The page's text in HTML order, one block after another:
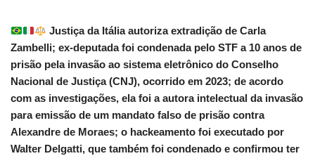
Justiça da Itália autoriza extradição de Carla
Zambelli; ex-deputada foi condenada pelo STF a 10 anos de
prisão pela invasão ao sistema eletrônico do Conselho
Nacional de Justiça (CNJ), ocorrido em 2023; de acordo
com as investigações, ela foi a autora intelectual da invasão
para emissão de um mandato falso de prisão contra
Alexandre de Moraes; o hackeamento foi executado por
Walter Delgatti, que também foi condenado e confirmou ter